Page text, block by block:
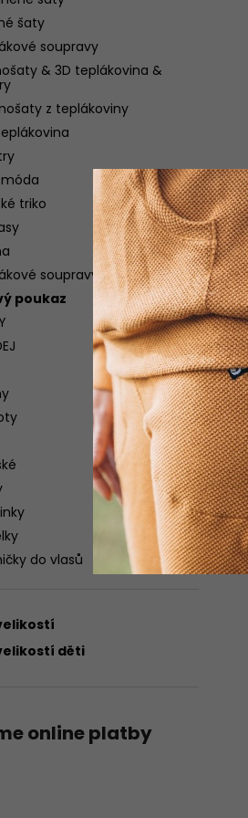
šaty
soupravy
& 3D teplákovina &
z teplákoviny
triko
soupravy
poukaz
do vlasů
děti
online platby
SOUPRAVA WILD